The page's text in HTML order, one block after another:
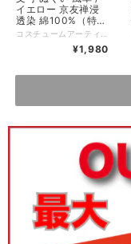
イエロー 京友禅浸
透染 綿100%（特
岡）35x90cm 日本
¥1,980